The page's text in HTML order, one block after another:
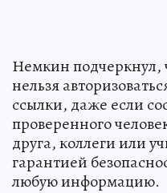
Немкин подчеркнул,
нельзя
ссылки, даже если
проверенного
друга, коллеги или
гарантией
любую информацию.